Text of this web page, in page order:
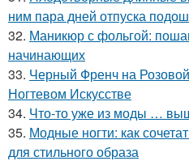
ним пара дней отпуска
32. Маникюр с фольгой:
начинающих
33. Черный Френч на
Ногтевом Искусстве
34. Что-то уже из моды …
35. Модные ногти: как
для стильного образа